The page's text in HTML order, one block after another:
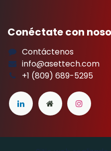
Conéctate con
Contáctenos
info@asettech.com
+1 (809) 689-5295